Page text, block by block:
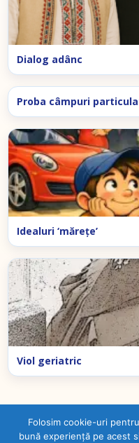
Dialog adânc
Proba câmpuri
Idealuri ‘măreţe’
Viol geriatric
Folosim cookie-uri
bună experiență pe acest